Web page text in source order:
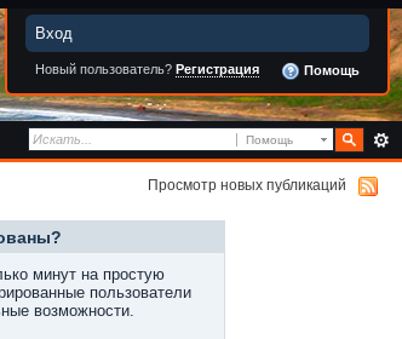
Вход
Новый пользователь? Регистрация Помощь
Помощь
Просмотр новых публикаций
минут на простую
пользователи
возможности.